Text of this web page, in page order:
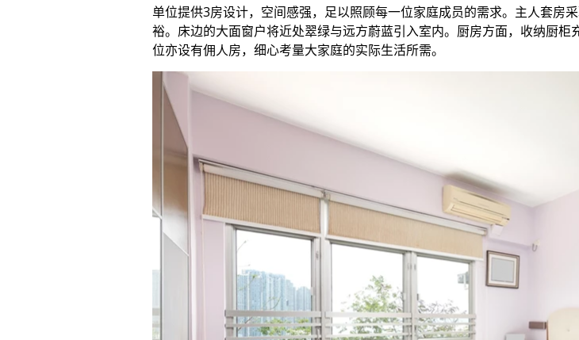
单位提供3房设计，空间感强，足以照顾每一位家庭成员的需求。主人套房
裕。床边的大面窗户将近处翠绿与远方蔚蓝引入室内。厨房方面，收纳厨
位亦设有佣人房，细心考量大家庭的实际生活所需。